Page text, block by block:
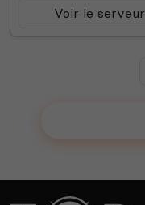
Voir le serveur